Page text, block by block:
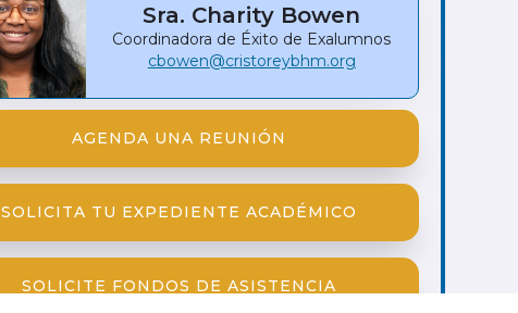
Sra. Charity Bowen
Coordinadora de Éxito de Exalumnos
cbowen@cristoreybhm.org
AGENDA UNA REUNIÓN
SOLICITA TU EXPEDIENTE ACADÉMICO
SOLICITE FONDOS DE ASISTENCIA